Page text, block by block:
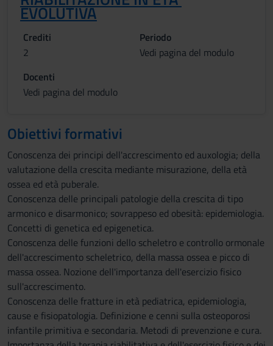
EVOLUTIVA
Crediti
2
Periodo
Vedi pagina del modulo
Docenti
Vedi pagina del modulo
Obiettivi formativi
Conoscenza dei principi dell'accrescimento ed auxologia; della
valutazione della crescita mediante misurazione, della età
ossea ed età puberale.
Conoscenza delle principali patologie della crescita di tipo
armonico e disarmonico; sovrappeso ed obesità: epidemiologia.
Concetti di genetica ed epigenetica.
Conoscenza delle funzioni dello scheletro e controllo ormonale
dell'accrescimento scheletrico, della massa ossea e picco di
massa ossea. Nozione dell'importanza dell'esercizio fisico
sull'accrescimento.
Conoscenza delle fratture in età pediatrica, epidemiologia,
cause e fisiopatologia. Definizione e cenni sulla osteoporosi
infantile primitiva e secondaria. Metodi di prevenzione e cura.